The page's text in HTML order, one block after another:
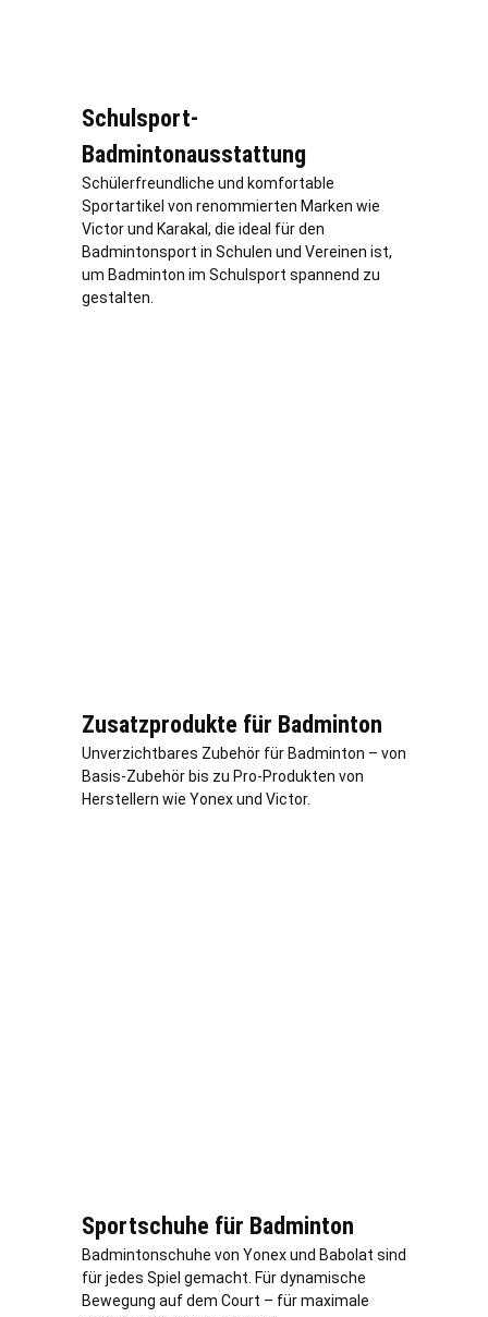
Schulsport-
Badmintonausstattung
Schülerfreundliche und komfortable
Sportartikel von renommierten Marken wie
Victor und Karakal, die ideal für den
Badmintonsport in Schulen und Vereinen ist,
um Badminton im Schulsport spannend zu
gestalten.
Zusatzprodukte für Badminton
Unverzichtbares Zubehör für Badminton – von
Basis-Zubehör bis zu Pro-Produkten von
Herstellern wie Yonex und Victor.
Sportschuhe für Badminton
Badmintonschuhe von Yonex und Babolat sind
für jedes Spiel gemacht. Für dynamische
Bewegung auf dem Court – für maximale